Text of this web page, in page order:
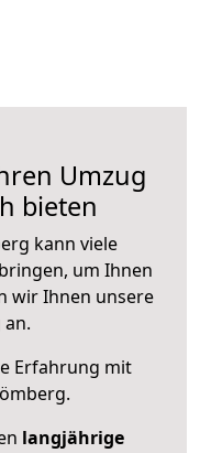
Umzug
bieten
kann viele
um Ihnen
wir Ihnen unsere
Erfahrung mit
.
langjährige